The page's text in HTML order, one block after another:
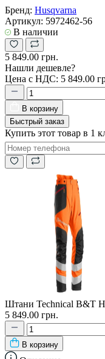
Бренд: Husqvarna
Артикул: 5972462-56
В наличии
5 849.00 грн.
Нашли дешевле?
Цена с НДС: 5 849.00
В корзину
Быстрый заказ
Купить этот товар в 1
Штани Technical B&T
5 849.00 грн.
В корзину